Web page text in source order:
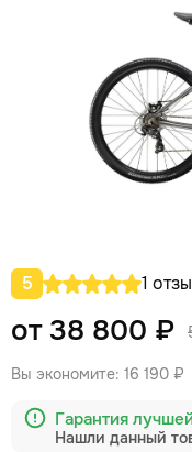
5 1
от 38 800 ₽
Гарантия
Нашли данный
Вы экономите: 16 190 ₽